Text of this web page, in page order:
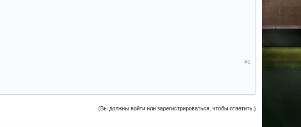
#1
(Вы должны войти или зарегистрироваться, чтобы ответить.)